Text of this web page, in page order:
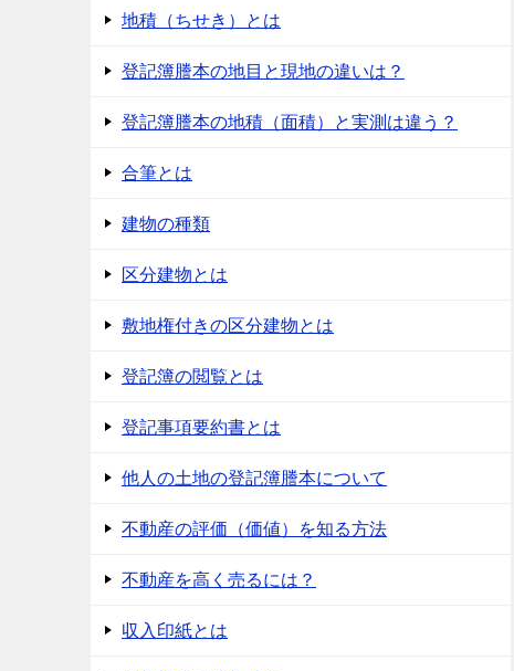
地積（ちせき）とは
登記簿謄本の地目と現地の違いは？
登記簿謄本の地積（面積）と実測は違う？
合筆とは
建物の種類
区分建物とは
敷地権付きの区分建物とは
登記簿の閲覧とは
登記事項要約書とは
他人の土地の登記簿謄本について
不動産の評価（価値）を知る方法
不動産を高く売るには？
収入印紙とは